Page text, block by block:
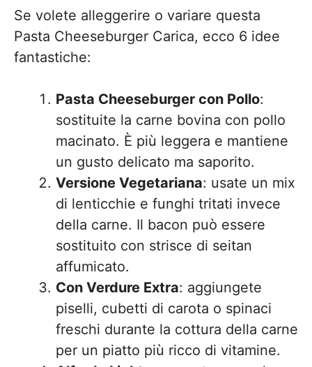
Se volete alleggerire o variare questa
Pasta Cheeseburger Carica, ecco 6 idee
fantastiche:
Pasta Cheeseburger con Pollo:
sostituite la carne bovina con pollo
macinato. È più leggera e mantiene
un gusto delicato ma saporito.
Versione Vegetariana: usate un mix
di lenticchie e funghi tritati invece
della carne. Il bacon può essere
sostituito con strisce di seitan
affumicato.
Con Verdure Extra: aggiungete
piselli, cubetti di carota o spinaci
freschi durante la cottura della carne
per un piatto più ricco di vitamine.